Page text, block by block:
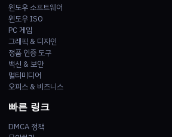
윈도우 소프트웨어
윈도우 ISO
PC 게임
그래픽 & 디자인
정품 인증 도구
백신 & 보안
멀티미디어
오피스 & 비즈니스
빠른 링크
DMCA 정책